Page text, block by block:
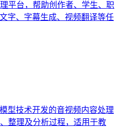
平台，帮助创作者、学生、职
字、字幕生成、视频翻译等任
型技术开发的音视频内容处理
整理及分析过程，适用于教